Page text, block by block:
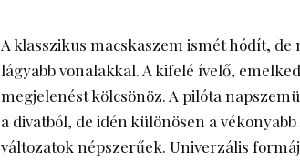
A klasszikus macskaszem ismét hódít,
lágyabb vonalakkal. A kifelé ívelő,
megjelenést kölcsönöz. A pilóta
a divatból, de idén különösen a
változatok népszerűek. Univerzális